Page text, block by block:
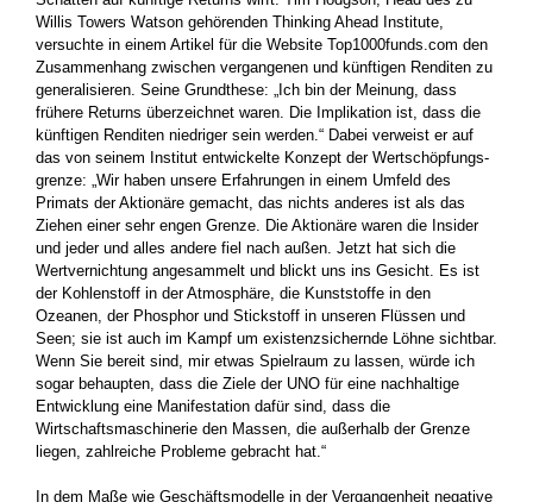
Willis ­Towers Watson gehörenden Thinking Ahead Institute,
versuchte in einem Artikel für die Website Top1000funds.com den
Zusammenhang zwischen vergangenen und künftigen Renditen zu
generalisieren. Seine Grundthese: „Ich bin der Meinung, dass
frühere ­Returns überzeichnet waren. Die Implikation ist, dass die
künftigen Renditen niedriger sein werden.“ Dabei verweist er auf
das von seinem Institut entwickelte Konzept der Wertschöpfungs­
grenze: „Wir haben unsere Erfahrungen in einem Umfeld des
Primats der Aktionäre gemacht, das nichts anderes ist als das
Ziehen einer sehr engen Grenze. Die Aktionäre waren die Insider
und jeder und alles andere fiel nach außen. Jetzt hat sich die
Wertvernichtung angesammelt und blickt uns ins Gesicht. Es ist
der Kohlenstoff in der Atmosphäre, die Kunststoffe in den
Ozeanen, der Phosphor und Stickstoff in unseren Flüssen und
Seen; sie ist auch im Kampf um existenzsichernde Löhne sichtbar.
Wenn Sie bereit sind, mir ­etwas Spielraum zu lassen, würde ich
sogar behaupten, dass die Ziele der UNO für eine nachhaltige
Entwicklung eine ­Manifestation dafür sind, dass die
Wirtschaftsmaschinerie den Massen, die außer­halb der Grenze
liegen, zahlreiche Probleme gebracht hat.“
In dem Maße wie Geschäftsmodelle in der Vergangenheit negative